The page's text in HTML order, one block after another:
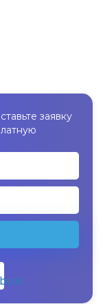
заявку